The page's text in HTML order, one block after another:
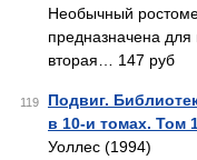
Необычный
предназначена
вторая… 147 руб
119
Подвиг.
в 10-и томах. Том
Уоллес (1994)